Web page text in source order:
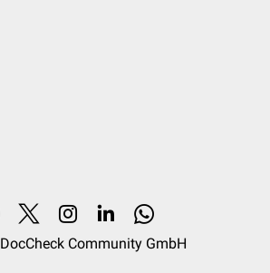
DocCheck Community GmbH